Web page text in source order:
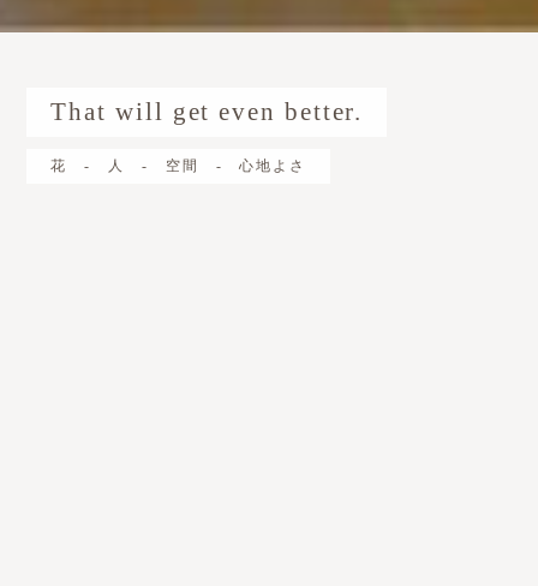
That will get even better.
花 - 人 - 空間 - 心地よさ